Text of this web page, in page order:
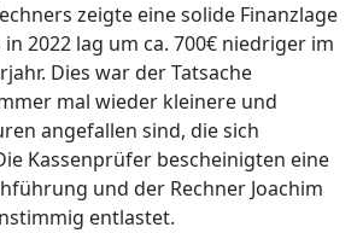
zeigte eine solide Finanzlage
2022 lag um ca. 700€ niedriger im
Dies war der Tatsache
mal wieder kleinere und
angefallen sind, die sich
Kassenprüfer bescheinigten eine
und der Rechner Joachim
entlastet.